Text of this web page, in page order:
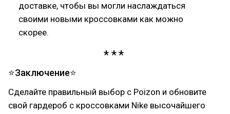
доставке, чтобы вы могли наслаждаться
своими новыми кроссовками как можно
скорее.
⭐Заключение⭐
Сделайте правильный выбор с Poizon и обновите
свой гардероб с кроссовками Nike высочайшего